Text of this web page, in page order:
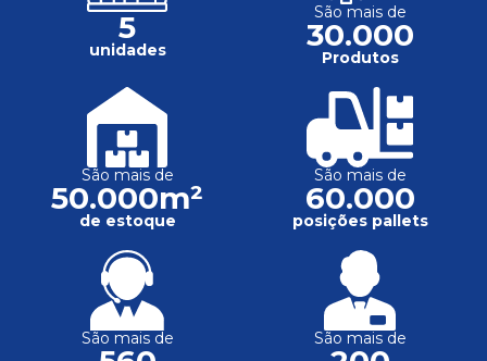
5
unidades
São mais de
30.000
Produtos
São mais de
50.000m²
de estoque
São mais de
60.000
posições pallets
São mais de São mais de